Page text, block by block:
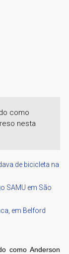
como
nesta
de bicicleta na
SAMU em São
em Belford
como Anderson